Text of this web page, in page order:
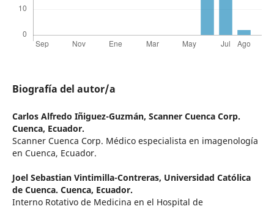
Biografía del autor/a
Carlos Alfredo Iñiguez-Guzmán, Scanner Cuenca Corp.
Cuenca, Ecuador.
Scanner Cuenca Corp. Médico especialista en imagenología
en Cuenca, Ecuador.
Joel Sebastian Vintimilla-Contreras, Universidad Católica
de Cuenca. Cuenca, Ecuador.
Interno Rotativo de Medicina en el Hospital de